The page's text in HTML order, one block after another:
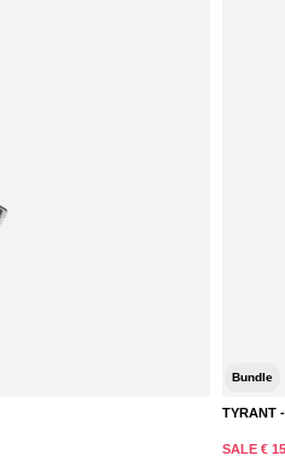
Bundle
TYRANT
SALE €